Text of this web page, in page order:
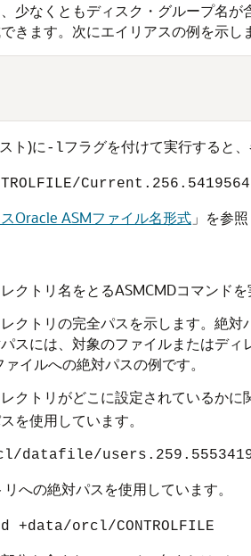
少なくともディスク・グループ名
きます。次にエイリアスの例を示し
ト)に -lフラグを付けて実行すると
Oracle ASMファイル名形式 」 を参照
クトリ名をとるASMCMDコマンド
クトリの完全パスを示します。絶
スには、対象のファイルまたはデ
イルへの絶対パスの例です。
クトリがどこに設定されているか
を使用しています。
datafile/
への絶対パスを使用しています。
+data/orcl/CONTROLFILE